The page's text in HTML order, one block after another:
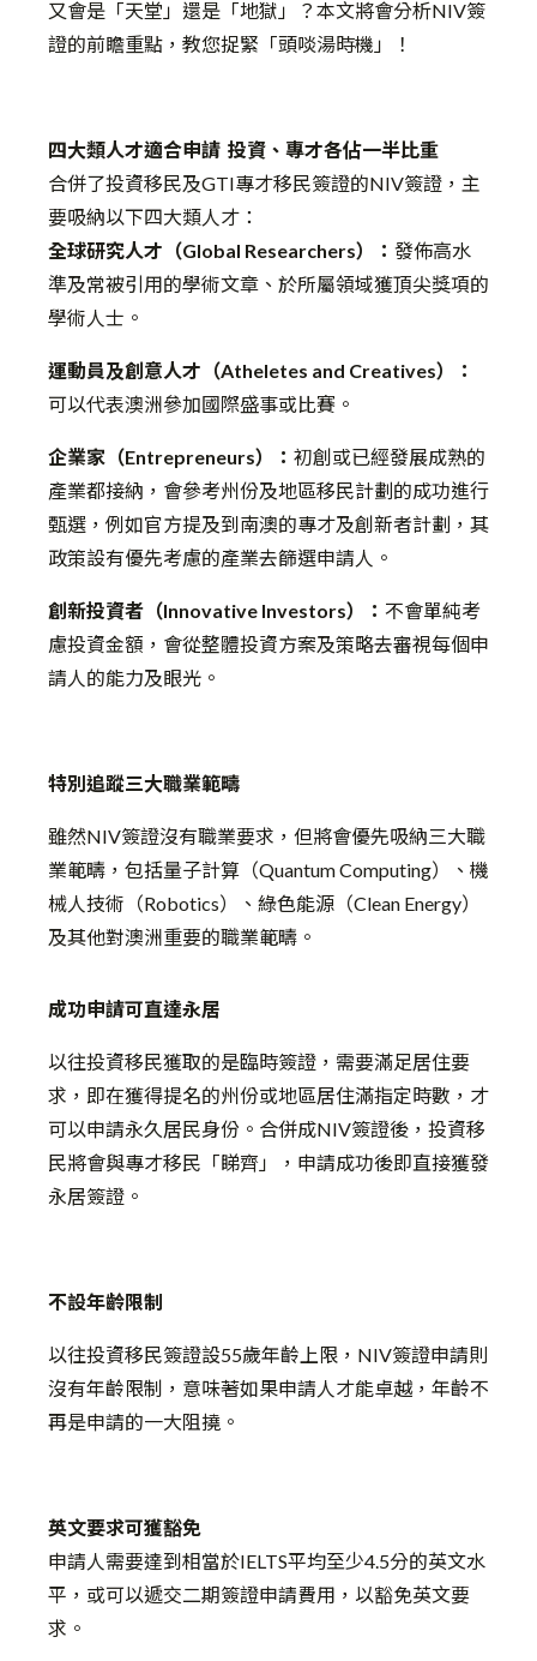
又會是「天堂」還是「地獄」？本文將會分析NIV簽
證的前瞻重點，教您捉緊「頭啖湯時機」！
四大類人才適合申請 投資、專才各佔一半比重
合併了投資移民及GTI專才移民簽證的NIV簽證，主
要吸納以下四大類人才：
全球研究人才（Global Researchers）： 發佈高水
準及常被引用的學術文章、於所屬領域獲頂尖獎項的
學術人士。
運動員及創意人才（Atheletes and Creatives）：
可以代表澳洲參加國際盛事或比賽。
企業家（Entrepreneurs）： 初創或已經發展成熟的
產業都接納，會參考州份及地區移民計劃的成功進行
甄選，例如官方提及到南澳的專才及創新者計劃，其
政策設有優先考慮的產業去篩選申請人。
創新投資者（Innovative Investors）： 不會單純考
慮投資金額，會從整體投資方案及策略去審視每個申
請人的能力及眼光。
特別追蹤三大職業範疇
雖然NIV簽證沒有職業要求，但將會優先吸納三大職
業範疇，包括量子計算（Quantum Computing）、機
械人技術（Robotics）、綠色能源（Clean Energy）
及其他對澳洲重要的職業範疇。
成功申請可直達永居
以往投資移民獲取的是臨時簽證，需要滿足居住要
求，即在獲得提名的州份或地區居住滿指定時數，才
可以申請永久居民身份。合併成NIV簽證後，投資移
民將會與專才移民「睇齊」，申請成功後即直接獲發
永居簽證。
不設年齡限制
以往投資移民簽證設55歲年齡上限，NIV簽證申請則
沒有年齡限制，意味著如果申請人才能卓越，年齡不
再是申請的一大阻撓。
英文要求可獲豁免
申請人需要達到相當於IELTS平均至少4.5分的英文水
平，或可以遞交二期簽證申請費用，以豁免英文要
求。